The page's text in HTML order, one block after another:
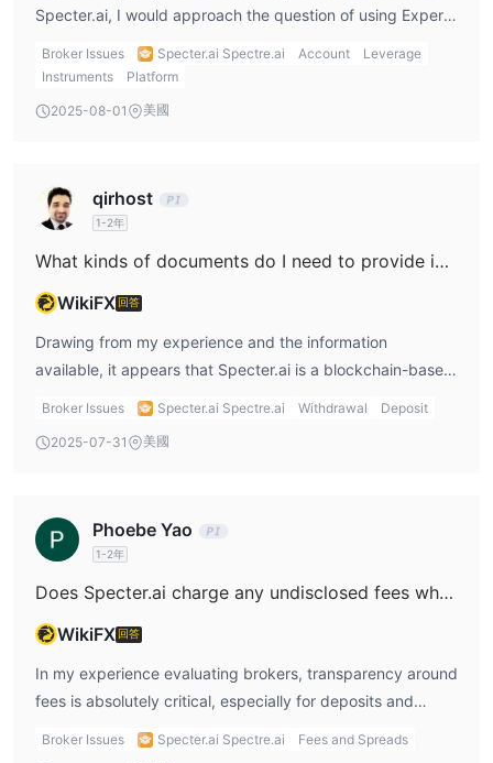
提供大量虛擬資金來試用平台和工具。
Specter.ai提供 24/7 交易。開盤和收盤時間遵循各自的市場營業時
客戶支持
· 在線聊天
接受國家
Specter.ai接受來自澳大利亞、泰國、加拿大、英國、南非、新加
聯合酋長國、沙特阿拉伯、科威特、盧森堡、卡塔爾和大多數其他國
家的貿易商.
交易者不能使用 Specter.ai來自美國、委內瑞拉、伊朗、瓦努阿圖、
開曼群島、維爾京群島、英國、哥斯達黎加、韓國、敘利亞、索馬
picture around safety and risk. Specter.ai is registered in
information, operates without recognized regulatory
importance of strict personal risk controls and careful
weigh the risks and only commit funds they are prepared
to lose, given the platform’s regulatory status and the
nature of high-risk binary products.
Specter.ai, I would approach the question of using Expert
Advisors (EAs) for automated trading with considerable
caution. Specter.ai is a blockchain-based platform
than the traditional forex environment that supports plug-
unique—relying on the Ethereum blockchain,
decentralized liquidity pools, and proprietary contract
types—direct compatibility for MetaTrader-based EAs is
not advertised or suggested in any official material.
Specter.ai does allow users to trade directly from crypto
wallets or through regular accounts utilizing blockchain
verification. While this model introduces transparency, it
does not inherently provide an open API or attachable
forex brokers. For me, this is a limitation; I rely on EAs not
and a suspicious license status add further risk to
automating trading with large sums, as transparency
around execution, data feeds, and strategy stability is
unclear. Overall, if automated trading is core to your
approach, Specter.ai may not be a suitable venue given
its current structure and risk profile. I would advise any
trader in a similar position to carefully assess platform
capabilities and regulatory protection before considering
Broker Issues Specter.ai Spectre.ai Account
Leverage
Instruments
Platform
2025-08-01 美國
qirhost
1-2年
What kinds of documents do I need to provide in order to process my initial withdrawal from Specter.ai?
WikiFX 回答
Drawing from my experience and the information
available, it appears that Specter.ai is a blockchain-based
trading platform that operates using digital wallets and
traders generally interact directly from their crypto wallet
account verification—such as identity documentation
(government-issued ID, proof of address) and
confirmation of wallet ownership—to comply with Anti-
unregulated as in Specter.ai's case. However, given
Specter.ai’s lack of valid regulatory oversight and the
suspicious labeling on its WikiFX profile, I am extra
Broker Issues Specter.ai Spectre.ai Withdrawal Deposit
2025-07-31 美國
Phoebe Yao
1-2年
Does Specter.ai charge any undisclosed fees when making deposits or withdrawals?
WikiFX 回答
In my experience evaluating brokers, transparency around
fees is absolutely critical, especially for deposits and
withdrawals. According to the details available for
Broker Issues Specter.ai Spectre.ai Fees and Spreads